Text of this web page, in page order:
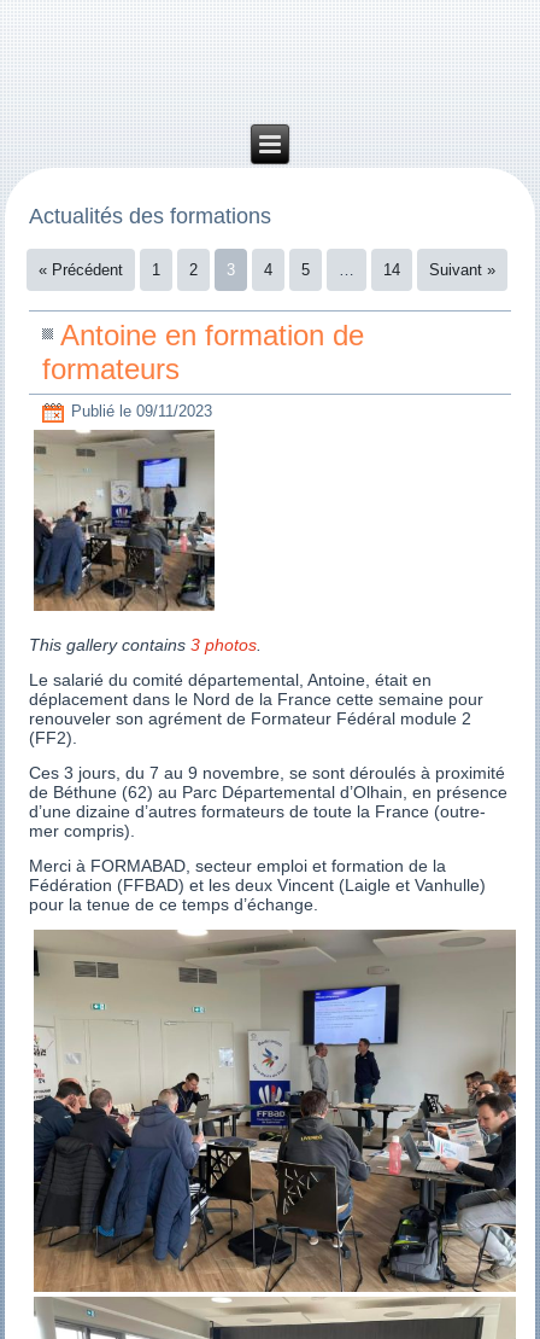
Actualités des formations
« Précédent 1 2 3 4 5 … 14 Suivant »
Antoine en formation de
formateurs
Publié le 09/11/2023
This gallery contains3 photos
Le salarié du comité départemental, Antoine, était en
déplacement dans le Nord de la France cette semaine pour
renouveler son agrément de Formateur Fédéral module 2
(FF2).
Ces 3 jours, du 7 au 9 novembre, se sont déroulés à proximité
de Béthune (62) au Parc Départemental d’Olhain, en présence
d’une dizaine d’autres formateurs de toute la France (outre-
mer compris).
Merci à FORMABAD, secteur emploi et formation de la
Fédération (FFBAD) et les deux Vincent (Laigle et Vanhulle)
pour la tenue de ce temps d’échange.